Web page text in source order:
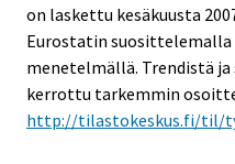
on laskettu kesäkuusta
Eurostatin suosittelemalla
menetelmällä. Trendistä
kerrottu tarkemmin
http://tilastokeskus.fi/til/